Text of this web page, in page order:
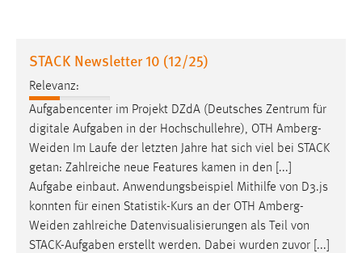
STACK Newsletter 10 (12/25)
Relevanz:
Aufgabencenter im Projekt DZdA (Deutsches Zentrum für
digitale Aufgaben in der Hochschullehre), OTH Amberg-
Weiden Im Laufe der letzten Jahre hat sich viel bei STACK
getan: Zahlreiche neue Features kamen in den [...]
Aufgabe einbaut. Anwendungsbeispiel Mithilfe von D3.js
konnten für einen Statistik-Kurs an der OTH Amberg-
Weiden zahlreiche Datenvisualisierungen als Teil von
STACK-Aufgaben erstellt werden. Dabei wurden zuvor [...]
Performance
Name:
staticfilecache
Zweck:
Für performante Seitenauslieferung wird in diesem Cookie
gespeichert, ob man eingeloggt ist.
Sprachpräferenz
Name: